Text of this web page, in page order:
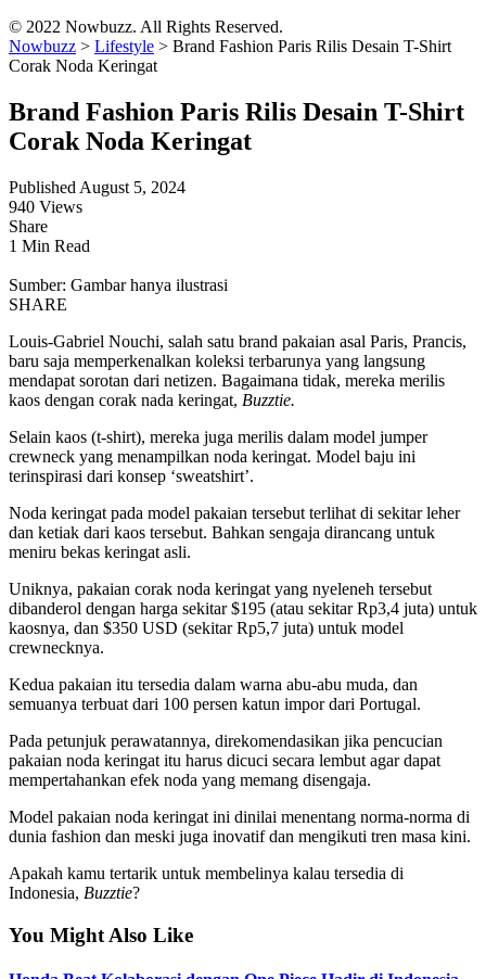
© 2022 Nowbuzz. All Rights Reserved.
Nowbuzz > Lifestyle > Brand Fashion Paris Rilis Desain T-Shirt
Corak Noda Keringat
Brand Fashion Paris Rilis Desain T-Shirt
Corak Noda Keringat
Published August 5, 2024
940 Views
Share
1 Min Read
Sumber: Gambar hanya ilustrasi
SHARE
Louis-Gabriel Nouchi, salah satu brand pakaian asal Paris, Prancis,
baru saja memperkenalkan koleksi terbarunya yang langsung
mendapat sorotan dari netizen. Bagaimana tidak, mereka merilis
kaos dengan corak nada keringat, Buzztie.
Selain kaos (t-shirt), mereka juga merilis dalam model jumper
crewneck yang menampilkan noda keringat. Model baju ini
terinspirasi dari konsep ‘sweatshirt’.
Noda keringat pada model pakaian tersebut terlihat di sekitar leher
dan ketiak dari kaos tersebut. Bahkan sengaja dirancang untuk
meniru bekas keringat asli.
Uniknya, pakaian corak noda keringat yang nyeleneh tersebut
dibanderol dengan harga sekitar $195 (atau sekitar Rp3,4 juta) untuk
kaosnya, dan $350 USD (sekitar Rp5,7 juta) untuk model
crewnecknya.
Kedua pakaian itu tersedia dalam warna abu-abu muda, dan
semuanya terbuat dari 100 persen katun impor dari Portugal.
Pada petunjuk perawatannya, direkomendasikan jika pencucian
pakaian noda keringat itu harus dicuci secara lembut agar dapat
mempertahankan efek noda yang memang disengaja.
Model pakaian noda keringat ini dinilai menentang norma-norma di
dunia fashion dan meski juga inovatif dan mengikuti tren masa kini.
Apakah kamu tertarik untuk membelinya kalau tersedia di
Indonesia, Buzztie?
You Might Also Like